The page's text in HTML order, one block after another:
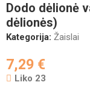
Dodo dėlionė
dėlionės)
Kategorija: Žaislai
7,29 €
Liko 23